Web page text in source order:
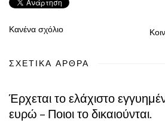
Κανένα σχόλιο
ΣΧΕΤΙΚΆ ΆΡΘΡΑ
Έρχεται το ελάχιστο
ευρώ – Ποιοι το δικαιούνται.